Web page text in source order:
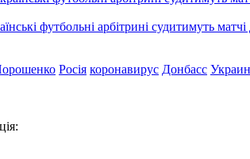
футбольні арбітрині судитимуть
Росія коронавирус Донбасс